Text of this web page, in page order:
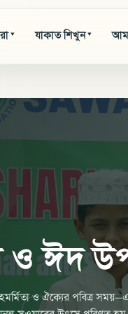
▾ যাকাত শিখুন▾
ও ঈদ
ও ঐক্যের পবিত্র